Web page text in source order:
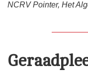
NCRV Pointer, Het